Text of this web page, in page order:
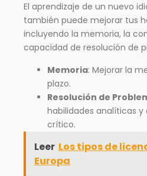
El aprendizaje de un nuevo
también puede mejorar tus
incluyendo la memoria, la
capacidad de resolución de
Memoria: Mejorar la
plazo.
Resolución de
habilidades analíticas
crítico.
Leer Los tipos de
Europa